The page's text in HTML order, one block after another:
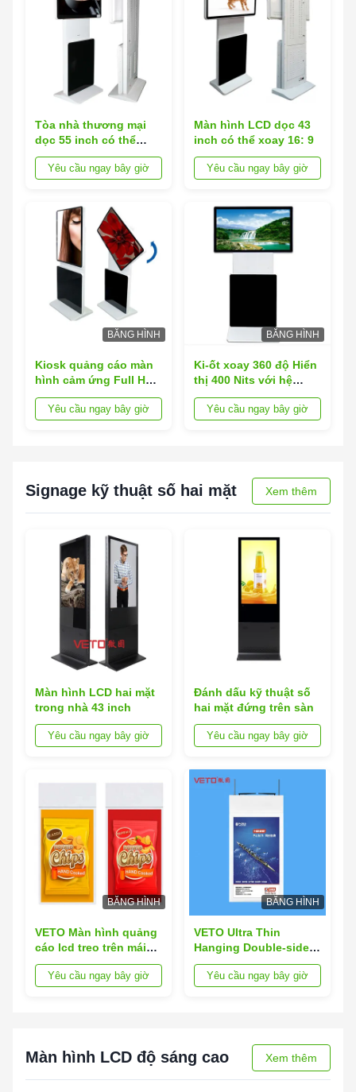
Tòa nhà thương mại
dọc 55 inch có thể
xoay 180 độ kiosk
quảng cáo
Yêu cầu ngay bây giờ
Màn hình LCD dọc 43
inch có thể xoay 16: 9
Yêu cầu ngay bây giờ
BĂNG HÌNH
Kiosk quảng cáo màn
hình cảm ứng Full HD,
Kiosk màn hình cảm
ứng đứng
Yêu cầu ngay bây giờ
BĂNG HÌNH
Ki-ốt xoay 360 độ Hiển
thị 400 Nits với hệ
thống thông gió tích
hợpYêu cầu ngay bây giờ
Signage kỹ thuật số hai mặt Xem thêm
Màn hình LCD hai mặt
trong nhà 43 inch
Yêu cầu ngay bây giờ
Đánh dấu kỹ thuật số
hai mặt đứng trên sàn
Yêu cầu ngay bây giờ
BĂNG HÌNH
VETO Màn hình quảng
cáo lcd treo trên mái
nhà 43 inch 800 nits độ
sáng màn hình hai mặt
Yêu cầu ngay bây giờ
BĂNG HÌNH
VETO Ultra Thin
Hanging Double-sided
Digital Signage 45 43
55 49 Inch High
Yêu cầu ngay bây giờ
Màn hình LCD độ sáng cao Xem thêm